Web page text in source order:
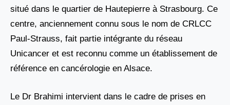
situé dans le quartier de Hautepierre à Strasbourg. Ce
centre, anciennement connu sous le nom de CRLCC
Paul-Strauss, fait partie intégrante du réseau
Unicancer et est reconnu comme un établissement de
référence en cancérologie en Alsace.
Le Dr Brahimi intervient dans le cadre de prises en